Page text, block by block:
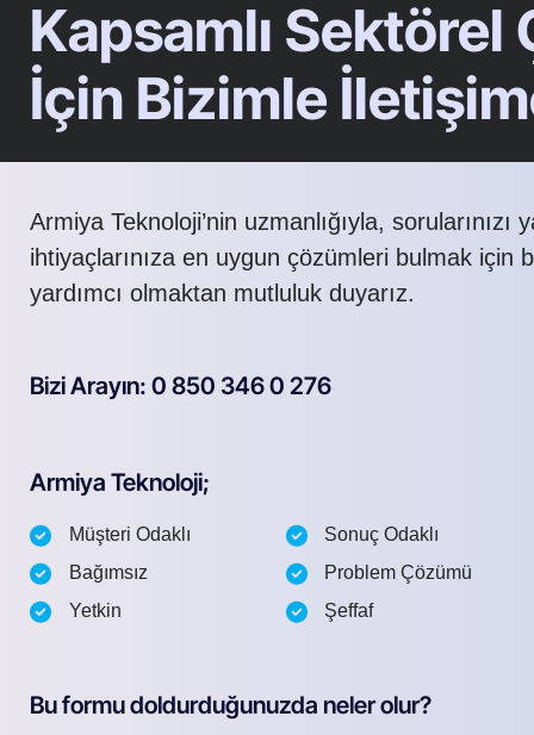
Kapsamlı Sektörel
İçin Bizimle
Armiya Teknoloji’nin uzmanlığıyla, sorularınızı
ihtiyaçlarınıza en uygun çözümleri bulmak için
yardımcı olmaktan mutluluk duyarız.
Bizi Arayın: 0 850 346 0 276
Armiya Teknoloji;
Müşteri Odaklı
Bağımsız
Yetkin
Sonuç Odaklı
Problem Çözümü
Şeffaf
Bu formu doldurduğunuzda neler olur?